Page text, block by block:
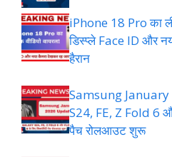
iPhone 18 Pro का
डिस्प्ले Face ID और
हैरान
Samsung
S24, FE, Z Fold 6
पैच रोलआउट शुरू